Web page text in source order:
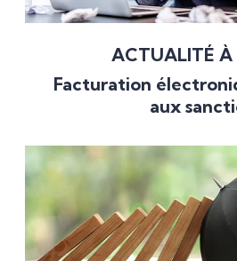
ACTUALITÉ À
Facturation
aux